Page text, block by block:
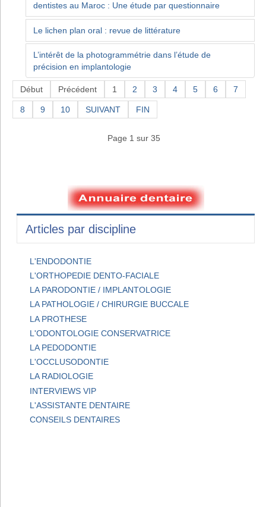
dentistes au Maroc : Une étude par questionnaire
Le lichen plan oral : revue de littérature
L’intérêt de la photogrammétrie dans l’étude de
précision en implantologie
Début Précédent 1 2 3 4 5 6 7
8 9 10 SUIVANT FIN
Page 1 sur 35
Articles par discipline
L'ENDODONTIE
L'ORTHOPEDIE DENTO-FACIALE
LA PARODONTIE / IMPLANTOLOGIE
LA PATHOLOGIE / CHIRURGIE BUCCALE
LA PROTHESE
L'ODONTOLOGIE CONSERVATRICE
LA PEDODONTIE
L'OCCLUSODONTIE
LA RADIOLOGIE
INTERVIEWS VIP
L'ASSISTANTE DENTAIRE
CONSEILS DENTAIRES